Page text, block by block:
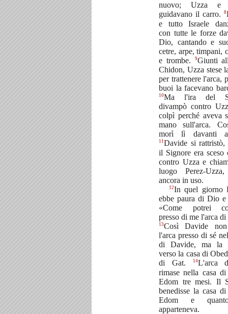
nuovo; Uzza e
guidavano il carro.
8
e tutto Israele
con tutte le forze
Dio, cantando e
cetre, arpe, timpani,
e trombe.
9Giunti
Chidon, Uzza stese
per trattenere l'arca,
buoi la facevano
10Ma l'ira del
divampò contro
colpì perché aveva
mano sull'arca.
morì lì davanti
11Davide si rattristò,
il Signore era sceso
contro Uzza e
luogo Perez-
ancora in uso.
12In quel giorno
ebbe paura di Dio e
«Come potrei
presso di me l'arca
13Così Davide
l'arca presso di sé
di Davide, ma la
verso la casa di
di Gat.
14L'arca
rimase nella casa
Edom tre mesi. Il
benedisse la casa
Edom e
apparteneva.